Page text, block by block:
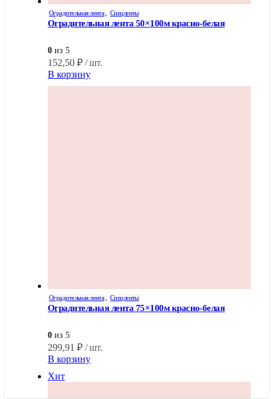
Оградительная лента Спецленты
Оградительная лента 50×100м красно-белая
0 из 5
152,50 ₽ / шт.
В корзину
Оградительная лента Спецленты
Оградительная лента 75×100м красно-белая
0 из 5
299,91 ₽ / шт.
В корзину
Хит